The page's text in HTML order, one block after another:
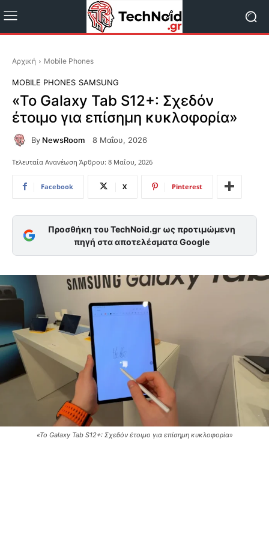
Αρχική Mobile Phones
MOBILE PHONES SAMSUNG
«Το Galaxy Tab S12+: Σχεδόν
έτοιμο για επίσημη κυκλοφορία»
By NewsRoom 8 Μαΐου, 2026
Τελευταία Ανανέωση Άρθρου: 8 Μαΐου, 2026
Facebook X Pinterest
Προσθήκη του TechNoid.gr ως προτιμώμενη
πηγή στα αποτελέσματα Google
«Το Galaxy Tab S12+: Σχεδόν έτοιμο για επίσημη κυκλοφορία»